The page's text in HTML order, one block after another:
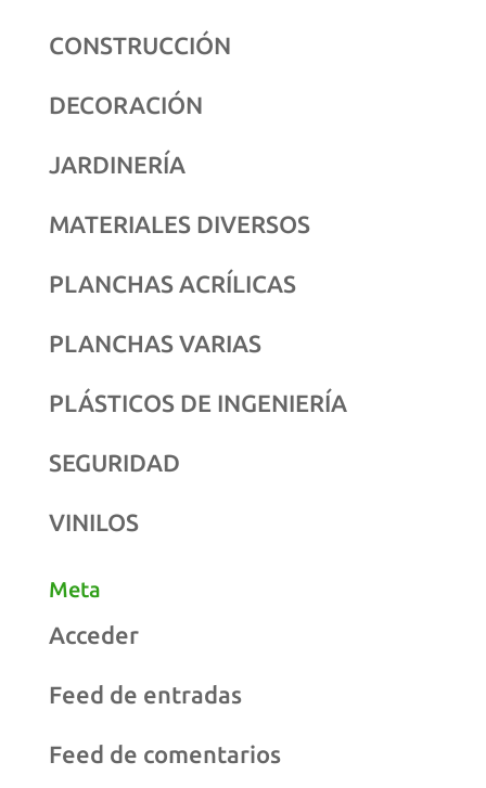
CONSTRUCCIÓN
DECORACIÓN
JARDINERÍA
MATERIALES DIVERSOS
PLANCHAS ACRÍLICAS
PLANCHAS VARIAS
PLÁSTICOS DE INGENIERÍA
SEGURIDAD
VINILOS
Meta
Acceder
Feed de entradas
Feed de comentarios